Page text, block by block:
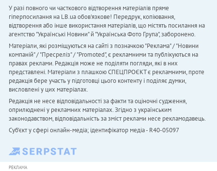
У разі повного чи часткового відтворення матеріалів пряме
гіперпосилання на LB.ua обов'язкове! Передрук, копіювання,
відтворення або інше використання матеріалів, що містять посилання на
агентство "Українськi Новини" й "Українська Фото Група", заборонено.
Матеріали, які розміщуються на сайті з позначкою "Реклама" / "Новини
компаній" / "Пресреліз" / "Promoted", є рекламними та публікуються на
правах реклами. Редакція може не поділяти погляди, які в них
представлені. Матеріали з плашкою СПЕЦПРОЄКТ є рекламними, проте
редакція бере участь у підготовці цього контенту і поділяє думки,
висловлені у цих матеріалах.
Редакція не несе відповідальності за факти та оціночні судження,
оприлюднені у рекламних матеріалах. Згідно з українським
законодавством, відповідальність за зміст реклами несе рекламодавець.
Cуб'єкт у сфері онлайн-медіа; ідентифікатор медіа - R40-05097
РЕКЛАМА